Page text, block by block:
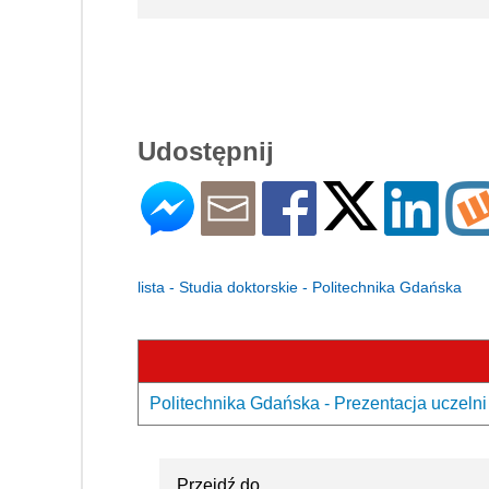
Udostępnij
lista - Studia doktorskie - Politechnika Gdańska
Politechnika Gdańska - Prezentacja uczelni
Przejdź do